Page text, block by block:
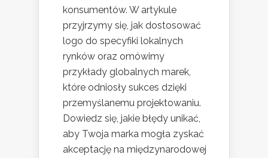
konsumentów. W artykule
przyjrzymy się, jak dostosować
logo do specyfiki lokalnych
rynków oraz omówimy
przykłady globalnych marek,
które odniosły sukces dzięki
przemyślanemu projektowaniu.
Dowiedz się, jakie błędy unikać,
aby Twoja marka mogła zyskać
akceptację na międzynarodowej